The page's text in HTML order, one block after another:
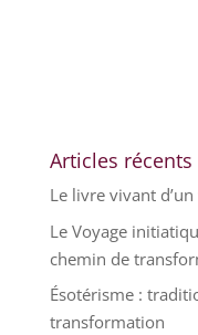
Articles récents
Le livre vivant
Le Voyage
chemin de
Ésotérisme :
transformation